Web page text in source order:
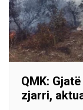
QMK:
zjarri,